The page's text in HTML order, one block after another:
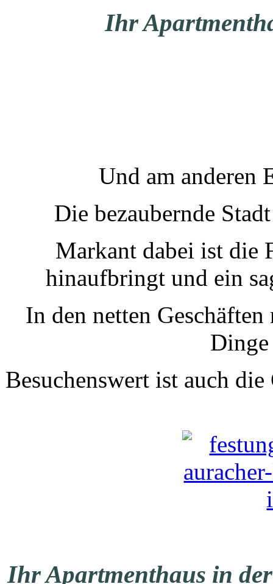
Ihr
Und am anderen
Die bezaubernde
Markant dabei ist die
hinaufbringt und ein
In den netten
Besuchenswert ist auch
Ihr Apartmenthaus in